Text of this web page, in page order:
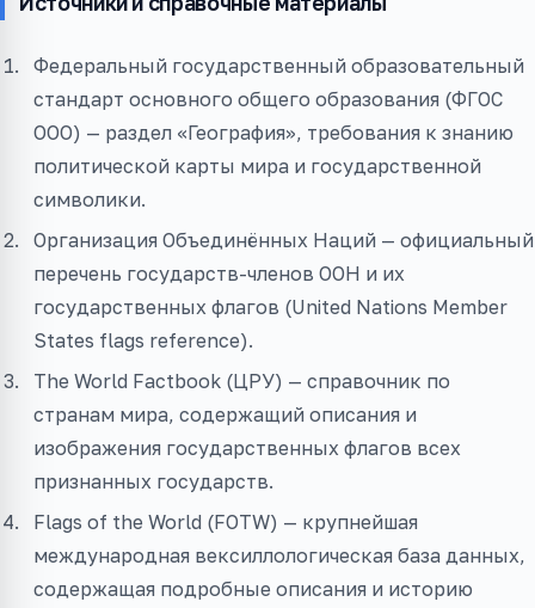
Федеральный государственный образовательный
стандарт основного общего образования (ФГОС
ООО) — раздел «География», требования к знанию
политической карты мира и государственной
символики.
Организация Объединённых Наций — официальный
перечень государств-членов ООН и их
государственных флагов (United Nations Member
States flags reference).
The World Factbook (ЦРУ) — справочник по
странам мира, содержащий описания и
изображения государственных флагов всех
признанных государств.
Flags of the World (FOTW) — крупнейшая
международная вексиллологическая база данных,
содержащая подробные описания и историю